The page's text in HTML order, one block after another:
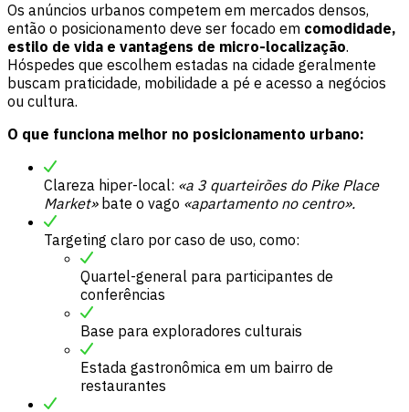
Os anúncios urbanos competem em mercados densos,
então o posicionamento deve ser focado em comodidade,
estilo de vida e vantagens de micro-localização.
Hóspedes que escolhem estadas na cidade geralmente
buscam praticidade, mobilidade a pé e acesso a negócios
ou cultura.
O que funciona melhor no posicionamento urbano:
Clareza hiper-local: «a 3 quarteirões do Pike Place
Market»bate o vago «apartamento no centro».
Targeting claro por caso de uso, como:
Quartel-general para participantes de
conferências
Base para exploradores culturais
Estada gastronômica em um bairro de
restaurantes